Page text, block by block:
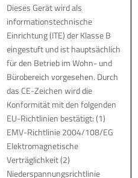
Dieses Gerät wird als
informationstechnische
Einrichtung (ITE) der Klasse B
eingestuft und ist hauptsächlich
für den Betrieb im Wohn- und
Bürobereich vorgesehen. Durch
das CE-Zeichen wird die
Konformität mit den folgenden
EU-Richtlinien bestätigt: (1)
EMV-Richtlinie 2004/108/EG
Elektromagnetische
Verträglichkeit (2)
Niederspannungsrichtlinie